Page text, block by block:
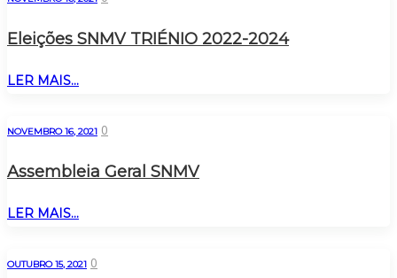
Eleições SNMV TRIÉNIO 2022-2024
LER MAIS...
NOVEMBRO 16, 2021 0
Assembleia Geral SNMV
LER MAIS...
OUTUBRO 15, 2021 0